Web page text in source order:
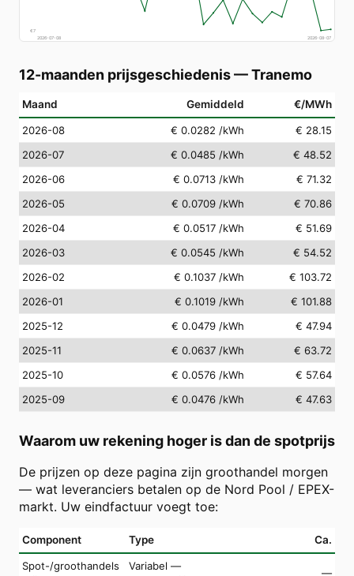
€7
2026-07-08
2026-08-07
12-maanden prijsgeschiedenis—Tranemo
Maand Gemiddeld €/MWh
2026-08 € 0.0282 /kWh
€ 28.15
2026-07
€ 0.0485 /kWh
€ 48.52
2026-06
€ 0.0713 /kWh
€ 71.32
2026-05
€ 0.0709 /kWh
€ 70.86
2026-04
€ 0.0517 /kWh
€ 51.69
2026-03
€ 0.0545 /kWh
€ 54.52
2026-02
€ 0.1037 /kWh
€ 103.72
2026-01
€ 0.1019 /kWh
€ 101.88
2025-12
€ 0.0479 /kWh
€ 47.94
2025-11
€ 0.0637 /kWh
€ 63.72
2025-10
€ 0.0576 /kWh
€ 57.64
2025-09
€ 0.0476 /kWh € 47.63
Waarom uw rekening hoger is dan de spotprijs
De prijzen op deze pagina zijn groothandel morgen
— wat leveranciers betalen op de Nord Pool / EPEX-
markt. Uw eindfactuur voegt toe:
Component Type Ca.
Spot-/groothandels
Variabel —
—